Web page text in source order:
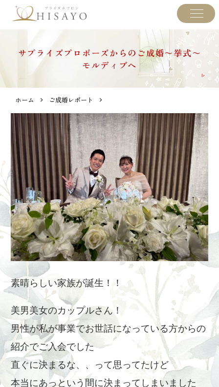
サプライズプロポーズからのご成婚〜挙式〜
モルディブへ
ホーム ご成婚レポート
素晴らしい家族が誕生！！
美男美女のカップルさん！
男性が私が事業でお世話になっている方からの
紹介でご入会でした
直ぐに決まるな、、って思ってたけど
本当にあっという間に決まってしまいました